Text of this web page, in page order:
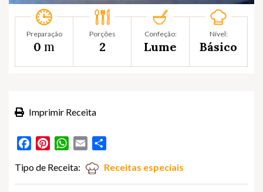
Preparação
0 m
Porções
2
Confeção:
Lume
Nível:
Básico
Imprimir Receita
FacebookPinterestWhatsApp
Email
Tipo de Receita: Receitas especiais